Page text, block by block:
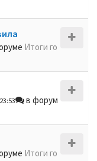
Итоги го
в форум
Итоги го